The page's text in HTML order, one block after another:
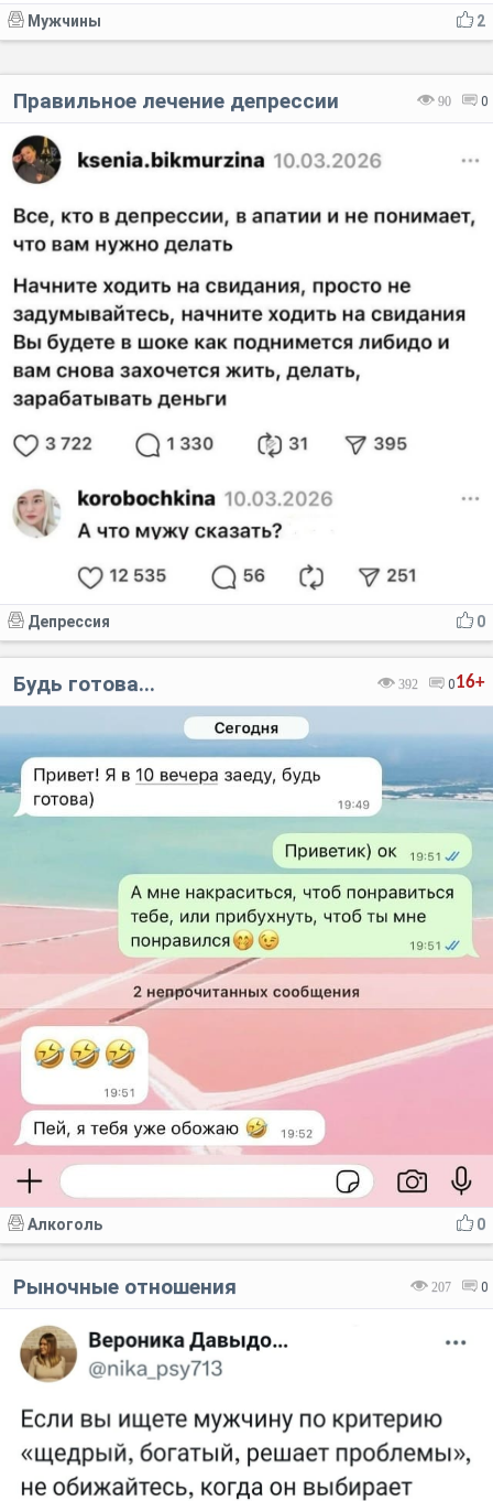
2
Мужчины
90 0
Правильное лечение депрессии
0
Депрессия
16+
392 0
Будь готова...
0
Алкоголь
207 0
Рыночные отношения